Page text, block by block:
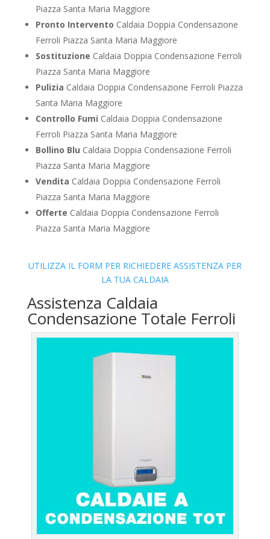
Piazza Santa Maria Maggiore
Pronto Intervento Caldaia Doppia Condensazione
Ferroli Piazza Santa Maria Maggiore
Sostituzione Caldaia Doppia Condensazione Ferroli
Piazza Santa Maria Maggiore
Pulizia Caldaia Doppia Condensazione Ferroli Piazza
Santa Maria Maggiore
Controllo Fumi Caldaia Doppia Condensazione
Ferroli Piazza Santa Maria Maggiore
Bollino Blu Caldaia Doppia Condensazione Ferroli
Piazza Santa Maria Maggiore
Vendita Caldaia Doppia Condensazione Ferroli
Piazza Santa Maria Maggiore
Offerte Caldaia Doppia Condensazione Ferroli
Piazza Santa Maria Maggiore
UTILIZZA IL FORM PER RICHIEDERE ASSISTENZA PER
LA TUA CALDAIA
Assistenza Caldaia
Condensazione Totale Ferroli